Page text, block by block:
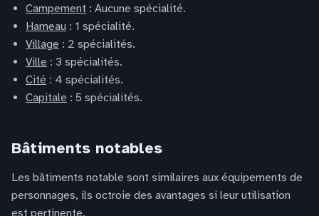
Campement : Aucune spécialité.
Hameau : 1 spécialité.
Village : 2 spécialités.
Ville : 3 spécialités.
Cité : 4 spécialités.
Capitale : 5 spécialités.
Bâtiments notables
Les bâtiments notable sont similaires aux équipements de
personnages, ils octroie des avantages si leur utilisation
est pertinente.